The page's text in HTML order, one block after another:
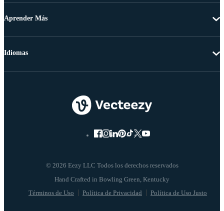
Aprender Más
© 2026 Eezy LLC Todos los derechos reservados
Términos de Uso Política de Privacidad Política de Uso Justo
Idiomas